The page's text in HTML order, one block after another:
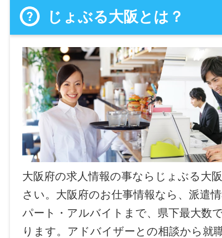
じょぶる大阪とは？
大阪府の求人情報の事ならじょぶる大
さい。大阪府のお仕事情報なら、派遣
パート・アルバイトまで、県下最大数
ります。アドバイザーとの相談から就